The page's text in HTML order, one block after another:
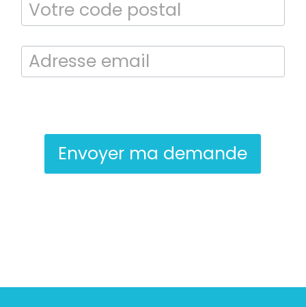
Bilan énergétique
Envoyer ma demande